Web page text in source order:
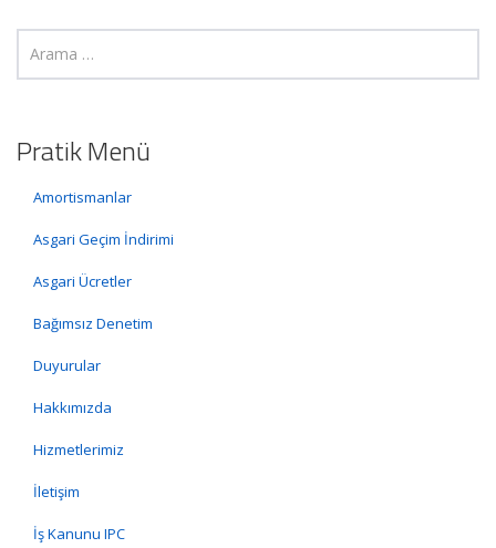
Pratik Menü
Amortismanlar
Asgari Geçim İndirimi
Asgari Ücretler
Bağımsız Denetim
Duyurular
Hakkımızda
Hizmetlerimiz
İletişim
İş Kanunu IPC